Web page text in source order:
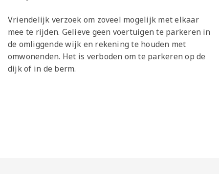
Vriendelijk verzoek om zoveel mogelijk met elkaar
mee te rijden. Gelieve geen voertuigen te parkeren in
de omliggende wijk en rekening te houden met
omwonenden. Het is verboden om te parkeren op de
dijk of in de berm.